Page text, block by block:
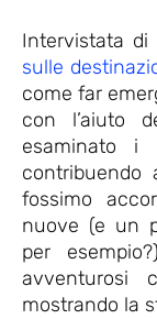
Intervistata di
sulle
come far
con l’aiuto
esaminato i
contribuendo
fossimo
nuove (e un
per
avventurosi
mostrando la